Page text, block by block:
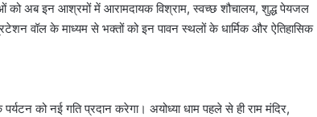
को अब इन आश्रमों में आरामदायक विश्राम, स्वच्छ शौचालय, शुद्ध पेयजल
वॉल के माध्यम से भक्तों को इन पावन स्थलों के धार्मिक और ऐतिहासिक
को नई गति प्रदान करेगा। अयोध्या धाम पहले से ही राम मंदिर,